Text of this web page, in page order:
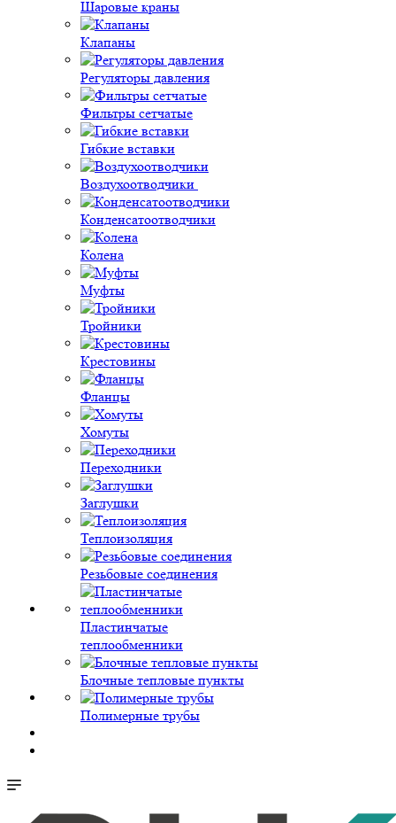
Шаровые краны
Клапаны
Регуляторы давления
Фильтры сетчатые
Гибкие вставки
Воздухоотводчики
Конденсатоотводчики
Колена
Муфты
Тройники
Крестовины
Фланцы
Хомуты
Переходники
Заглушки
Теплоизоляция
Резьбовые соединения
Пластинчатые
теплообменники
Блочные тепловые пункты
Полимерные трубы